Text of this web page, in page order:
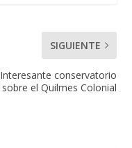
SIGUIENTE
Interesante conservatorio
sobre el Quilmes Colonial